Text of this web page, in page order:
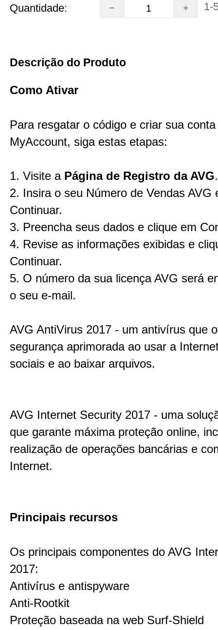
Quantidade: 1-
Descrição do Produto
Como Ativar
Para resgatar o código e criar sua conta
MyAccount, siga estas etapas:
1. Visite a Página de Registro da AVG.
2. Insira o seu Número de Vendas AVG
Continuar.
3. Preencha seus dados e clique em
4. Revise as informações exibidas e
Continuar.
5. O número da sua licença AVG será
o seu e-mail.
AVG AntiVirus 2017 - um antivírus que
segurança aprimorada ao usar a
sociais e ao baixar arquivos.
AVG Internet Security 2017 - uma
que garante máxima proteção online,
realização de operações bancárias e
Internet.
Principais recursos
Os principais componentes do AVG
2017:
Antivírus e antispyware
Anti-Rootkit
Proteção baseada na web Surf-Shield